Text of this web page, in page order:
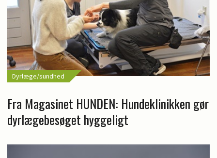
Dyrlæge/sundhed
Fra Magasinet HUNDEN: Hundeklinikken gør
dyrlægebesøget hyggeligt